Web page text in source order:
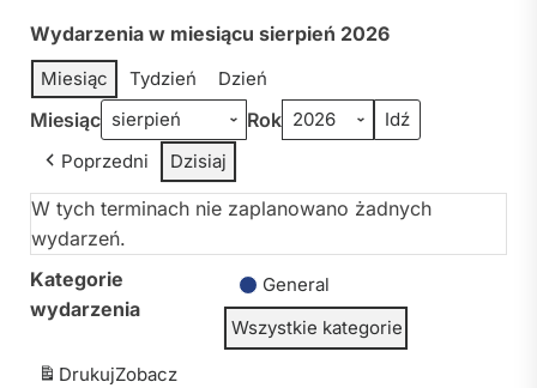
Wydarzenia w miesiącu sierpień 2026
Miesiąc Tydzień Dzień
Miesiąc Rok
Poprzedni Dzisiaj
W tych terminach nie zaplanowano żadnych
wydarzeń.
Kategorie
wydarzenia
General
Wszystkie kategorie
DrukujZobacz